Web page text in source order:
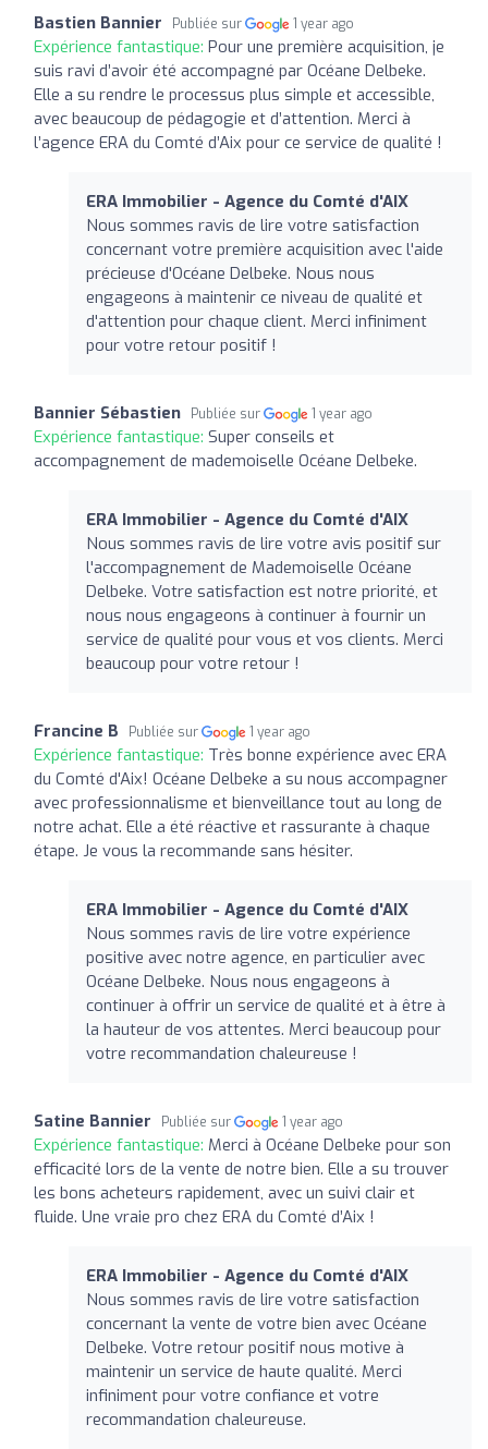
Bastien Bannier Publiée sur 1 year ago
Expérience fantastique: Pour une première acquisition, je
suis ravi d’avoir été accompagné par Océane Delbeke.
Elle a su rendre le processus plus simple et accessible,
avec beaucoup de pédagogie et d’attention. Merci à
l’agence ERA du Comté d’Aix pour ce service de qualité !
ERA Immobilier - Agence du Comté d'AIX
Nous sommes ravis de lire votre satisfaction
concernant votre première acquisition avec l'aide
précieuse d'Océane Delbeke. Nous nous
engageons à maintenir ce niveau de qualité et
d'attention pour chaque client. Merci infiniment
pour votre retour positif !
Bannier Sébastien Publiée sur 1 year ago
Expérience fantastique: Super conseils et
accompagnement de mademoiselle Océane Delbeke.
ERA Immobilier - Agence du Comté d'AIX
Nous sommes ravis de lire votre avis positif sur
l'accompagnement de Mademoiselle Océane
Delbeke. Votre satisfaction est notre priorité, et
nous nous engageons à continuer à fournir un
service de qualité pour vous et vos clients. Merci
beaucoup pour votre retour !
Francine B Publiée sur 1 year ago
Expérience fantastique: Très bonne expérience avec ERA
du Comté d'Aix! Océane Delbeke a su nous accompagner
avec professionnalisme et bienveillance tout au long de
notre achat. Elle a été réactive et rassurante à chaque
étape. Je vous la recommande sans hésiter.
ERA Immobilier - Agence du Comté d'AIX
Nous sommes ravis de lire votre expérience
positive avec notre agence, en particulier avec
Océane Delbeke. Nous nous engageons à
continuer à offrir un service de qualité et à être à
la hauteur de vos attentes. Merci beaucoup pour
votre recommandation chaleureuse !
Satine Bannier Publiée sur 1 year ago
Expérience fantastique: Merci à Océane Delbeke pour son
efficacité lors de la vente de notre bien. Elle a su trouver
les bons acheteurs rapidement, avec un suivi clair et
fluide. Une vraie pro chez ERA du Comté d’Aix !
ERA Immobilier - Agence du Comté d'AIX
Nous sommes ravis de lire votre satisfaction
concernant la vente de votre bien avec Océane
Delbeke. Votre retour positif nous motive à
maintenir un service de haute qualité. Merci
infiniment pour votre confiance et votre
recommandation chaleureuse.